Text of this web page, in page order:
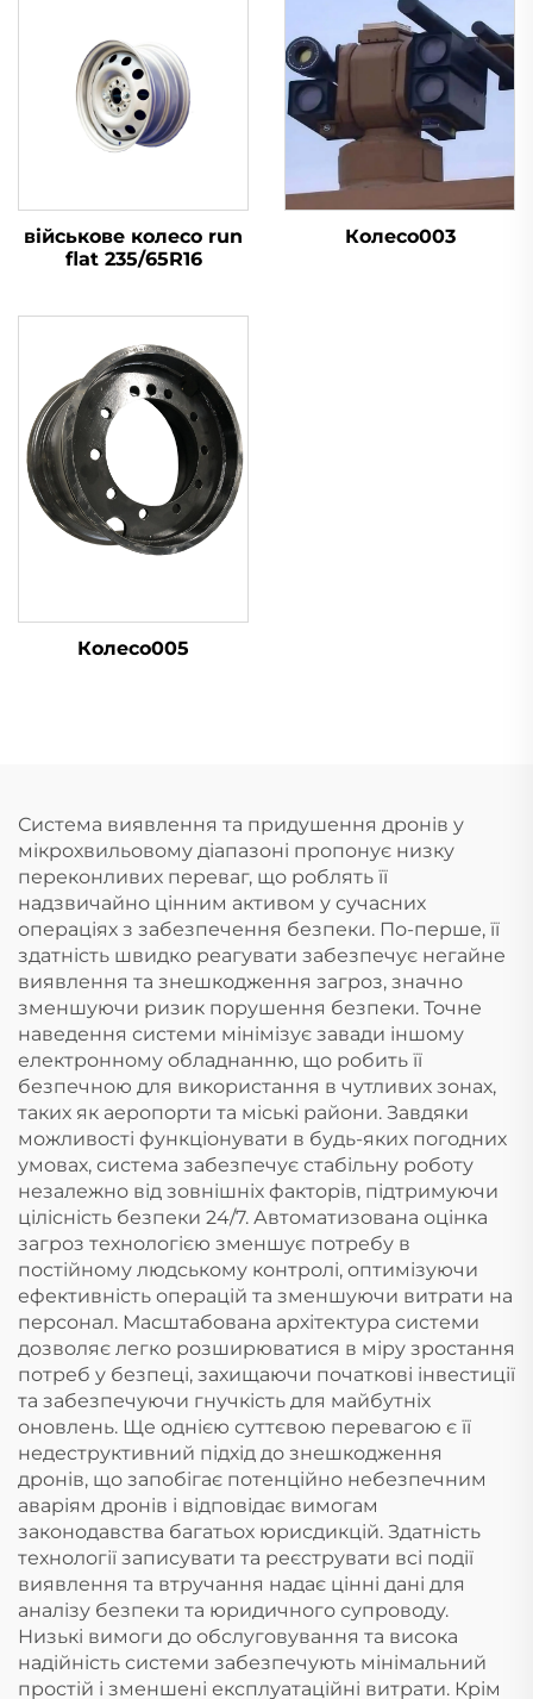
військове колесо run
flat 235/65R16
Колесо003
Колесо005
Система виявлення та придушення дронів у
мікрохвильовому діапазоні пропонує низку
переконливих переваг, що роблять її
надзвичайно цінним активом у сучасних
операціях з забезпечення безпеки. По-перше, її
здатність швидко реагувати забезпечує негайне
виявлення та знешкодження загроз, значно
зменшуючи ризик порушення безпеки. Точне
наведення системи мінімізує завади іншому
електронному обладнанню, що робить її
безпечною для використання в чутливих зонах,
таких як аеропорти та міські райони. Завдяки
можливості функціонувати в будь-яких погодних
умовах, система забезпечує стабільну роботу
незалежно від зовнішніх факторів, підтримуючи
цілісність безпеки 24/7. Автоматизована оцінка
загроз технологією зменшує потребу в
постійному людському контролі, оптимізуючи
ефективність операцій та зменшуючи витрати на
персонал. Масштабована архітектура системи
дозволяє легко розширюватися в міру зростання
потреб у безпеці, захищаючи початкові інвестиції
та забезпечуючи гнучкість для майбутніх
оновлень. Ще однією суттєвою перевагою є її
недеструктивний підхід до знешкодження
дронів, що запобігає потенційно небезпечним
аваріям дронів і відповідає вимогам
законодавства багатьох юрисдикцій. Здатність
технології записувати та реєструвати всі події
виявлення та втручання надає цінні дані для
аналізу безпеки та юридичного супроводу.
Низькі вимоги до обслуговування та висока
надійність системи забезпечують мінімальний
простій і зменшені експлуатаційні витрати. Крім